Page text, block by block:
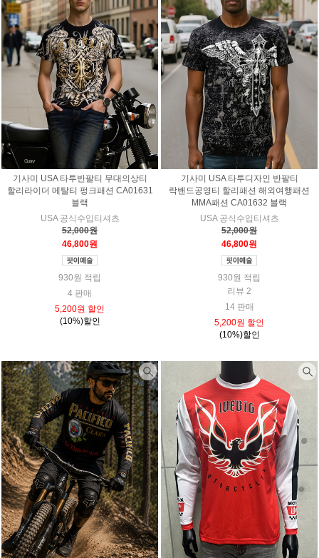
기사미 USA 타투반팔티 무대의상티
할리라이더 메탈티 펑크패션 CA01631
블랙
USA 공식수입티셔츠
52,000원
46,800원
930원 적립
4 판매
5,200원 할인
(10%)할인
기사미 USA 타투디자인 반팔티
락밴드공영티 할리패션 해외여행패션
MMA패션 CA01632 블랙
USA 공식수입티셔츠
52,000원
46,800원
930원 적립
리뷰 2
14 판매
5,200원 할인
(10%)할인